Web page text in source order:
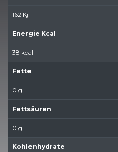
162 Kj
Energie Kcal
38 kcal
Fette
0 g
Fettsäuren
0 g
Kohlenhydrate